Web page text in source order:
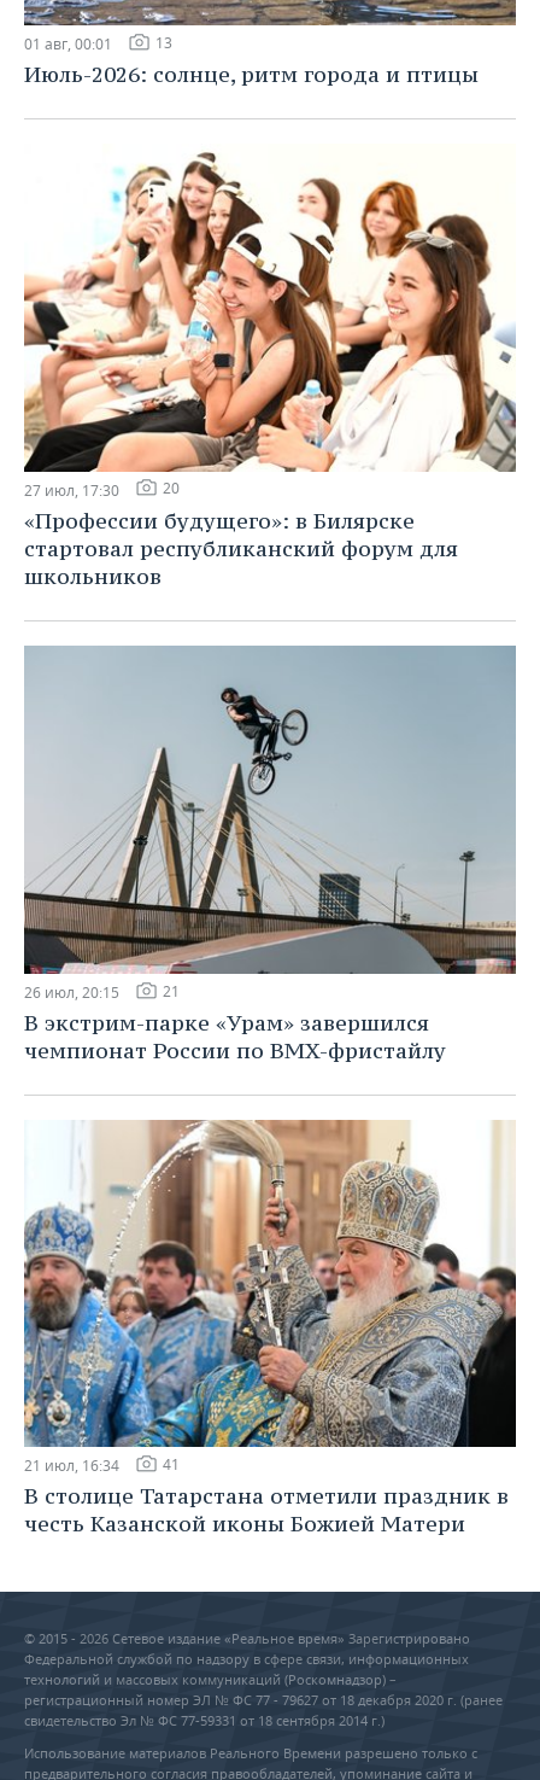
01 авг, 00:01 13
Июль-2026: солнце, ритм города и птицы
27 июл, 17:30 20
«Профессии будущего»: в Билярске
стартовал республиканский форум для
школьников
26 июл, 20:15 21
В экстрим-парке «Урам» завершился
чемпионат России по BMX-фристайлу
21 июл, 16:34 41
В столице Татарстана отметили праздник в
честь Казанской иконы Божией Матери
© 2015 - 2026 Сетевое издание «Реальное время» Зарегистрировано
Федеральной службой по надзору в сфере связи, информационных
технологий и массовых коммуникаций (Роскомнадзор) –
регистрационный номер ЭЛ № ФС 77 - 79627 от 18 декабря 2020 г. (ранее
свидетельство Эл № ФС 77-59331 от 18 сентября 2014 г.)
Использование материалов Реального Времени разрешено только с
предварительного согласия правообладателей, упоминание сайта и